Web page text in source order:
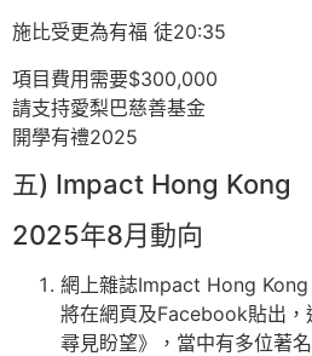
施比受更為有福 徒20:35
項目費用需要$300,000
請支持愛梨巴慈善基金
開學有禮2025
五) Impact Hong Kong
2025年8月動向
網上雜誌Impact Hong
將在網頁及Facebook貼出，
尋見盼望》，當中有多位著